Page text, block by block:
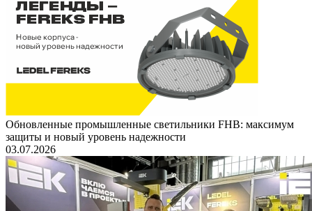
Обновленные промышленные светильники FHB: максимум
защиты и новый уровень надежности
03.07.2026